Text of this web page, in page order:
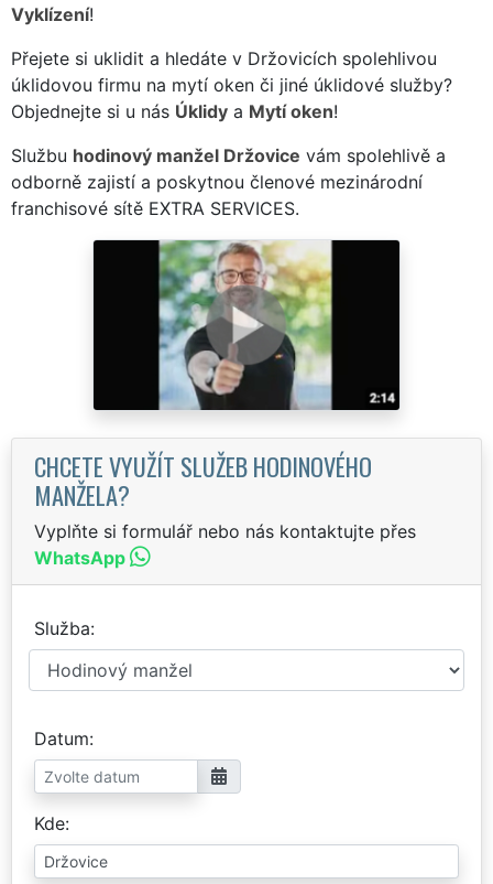
Vyklízení!
Přejete si uklidit a hledáte v Držovicích spolehlivou
úklidovou firmu na mytí oken či jiné úklidové služby?
Objednejte si u nás Úklidy a Mytí oken!
Službu hodinový manžel Držovice vám spolehlivě a
odborně zajistí a poskytnou členové mezinárodní
franchisové sítě EXTRA SERVICES.
CHCETE VYUŽÍT SLUŽEB HODINOVÉHO
MANŽELA?
Vyplňte si formulář nebo nás kontaktujte přes
WhatsApp
Služba
Datum
Kde